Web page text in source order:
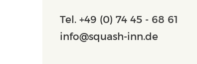
Tel. +49 (0) 74 45 - 68 61
info@squash-inn.de